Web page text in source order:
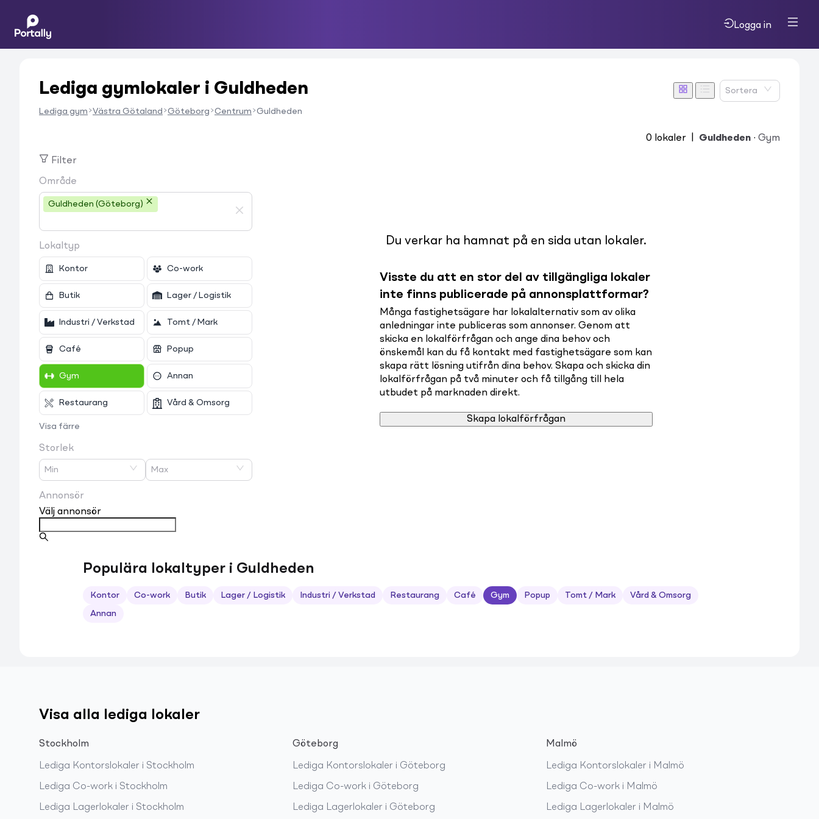
Logga in
Lediga gymlokaler i Guldheden
Lediga gym Västra Götaland Göteborg Centrum Guldheden
Sortera
0 lokaler Guldheden · Gym
Filter
Område
Guldheden (Göteborg)
Lokaltyp
Kontor Co-work
Butik Lager / Logistik
Industri / Verkstad Tomt / Mark
Café Popup
Gym Annan
Restaurang Vård & Omsorg
Visa färre
Storlek
Min Max
Annonsör
Välj annonsör
Du verkar ha hamnat på en sida utan lokaler.
Visste du att en stor del av tillgängliga lokaler
inte finns publicerade på annonsplattformar?
Många fastighetsägare har lokalalternativ som av olika
anledningar inte publiceras som annonser. Genom att
skicka en lokalförfrågan och ange dina behov och
önskemål kan du få kontakt med fastighetsägare som kan
skapa rätt lösning utifrån dina behov. Skapa och skicka din
lokalförfrågan på två minuter och få tillgång till hela
utbudet på marknaden direkt.
Skapa lokalförfrågan
Populära lokaltyper i Guldheden
Kontor Co-work Butik Lager / Logistik Industri / Verkstad Restaurang Café Gym Popup Tomt / Mark Vård & Omsorg
Annan
Visa alla lediga lokaler
Stockholm
Lediga Kontorslokaler i Stockholm
Lediga Co-work i Stockholm
Lediga Lagerlokaler i Stockholm
Göteborg
Lediga Kontorslokaler i Göteborg
Lediga Co-work i Göteborg
Lediga Lagerlokaler i Göteborg
Malmö
Lediga Kontorslokaler i Malmö
Lediga Co-work i Malmö
Lediga Lagerlokaler i Malmö